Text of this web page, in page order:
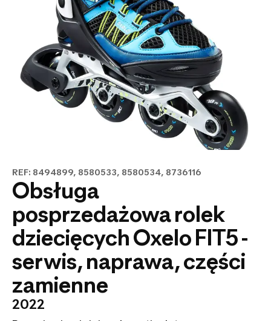
REF: 8494899, 8580533, 8580534, 8736116
Obsługa
posprzedażowa rolek
dziecięcych Oxelo FIT5 -
serwis, naprawa, części
zamienne
2022